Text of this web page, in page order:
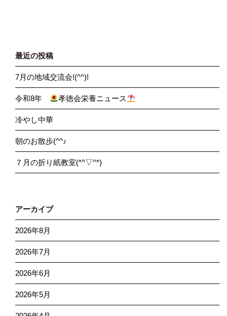
最近の投稿
7月の地域交流会!(^^)!
令和8年 孝徳会栄養ニュース
冷やし中華
朝のお散歩(^^♪
７月の折り紙教室(*^▽^*)
アーカイブ
2026年8月
2026年7月
2026年6月
2026年5月